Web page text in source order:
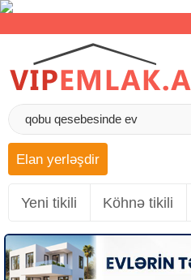
Elan yerləşdir
Yeni tikili Köhnə tikili